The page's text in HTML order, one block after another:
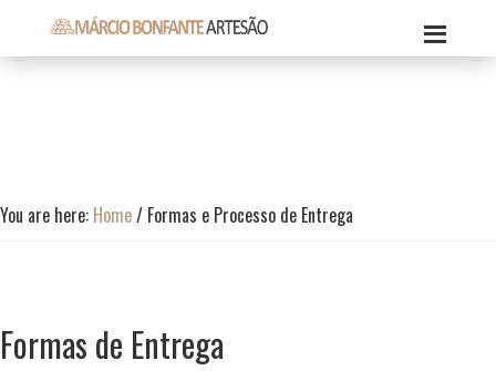
primary
content
footer Márcio
Márcio
You are here: Home/ Formas e Processo de Entrega
Formas de Entrega